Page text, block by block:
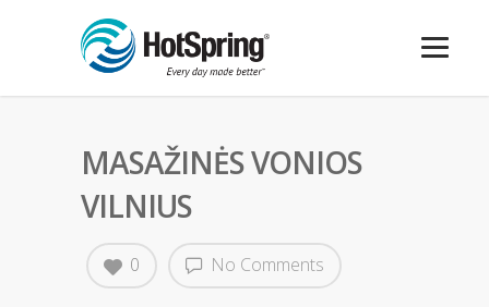
MASAŽINĖS VONIOS
VILNIUS
No Comments
0